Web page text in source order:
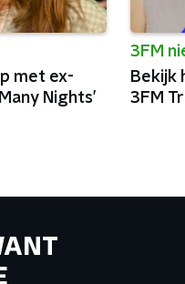
met ex-
Nights’
3FM
Bekijk
3FM